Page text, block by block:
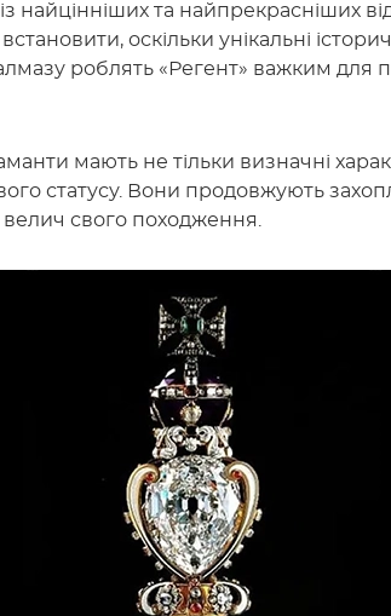
найцінніших та найпрекрасніших
оскільки унікальні
роблять «Регент» важким для
мають не тільки визначні
статусу. Вони продовжують
велич свого походження.